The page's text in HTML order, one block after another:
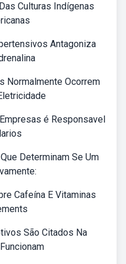
Culturas Indígenas
Antagoniza
Normalmente Ocorrem
é Responsavel
Determinam Se Um
Cafeína E Vitaminas
São Citados Na